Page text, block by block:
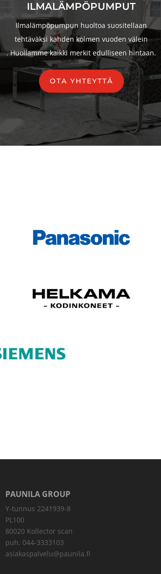
ILMALÄMPÖPUMPUT
Ilmalämpöpumpun huoltoa suositellaan
tehtäväksi kahden kolmen vuoden välein
.Huollamme kaikki merkit edulliseen hintaan.
OTA YHTEYTTÄ
PAUNILA GROUP
Y-tunnus 2241939-8
PL100
80020 Kollector scan
puh. 044-3333103
asiakaspalvelu@paunila.fi